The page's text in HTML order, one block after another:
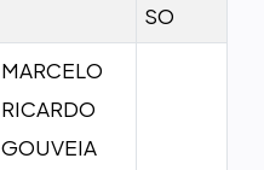
SO
MARCELO
RICARDO
GOUVEIA